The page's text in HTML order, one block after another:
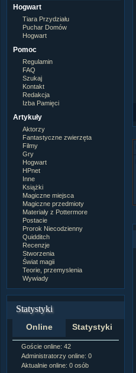
Hogwart
Tiara Przydziału
Puchar Domów
Hogwart
Pomoc
Regulamin
FAQ
Szukaj
Kontakt
Redakcja
Izba Pamięci
Artykuły
Aktorzy
Fantastyczne zwierzęta
Filmy
Gry
Hogwart
HPnet
Inne
Książki
Magiczne miejsca
Magiczne przedmioty
Materiały z Pottermore
Postacie
Prorok Niecodzienny
Quidditch
Recenzje
Stworzenia
Świat magii
Teorie, przemyslenia
Wywiady
Statystyki
Online Statystyki
Goście online: 42
Administratorzy online: 0
Aktualnie online: 0 osób